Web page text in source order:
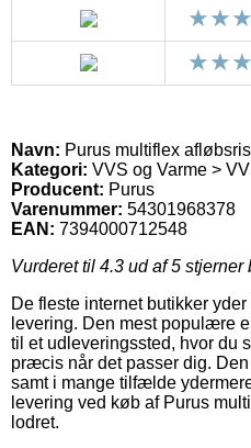
Navn: Purus multiflex
Kategori: VVS og Varme >
Producent: Purus
Varenummer: 54301968378
EAN: 7394000712548
Vurderet til 4.3 ud af 5 stjerner
De fleste internet butikker
levering. Den mest populære
til et udleveringssted, hvor du
præcis når det passer dig.
samt i mange tilfælde
levering ved køb af Purus
lodret.